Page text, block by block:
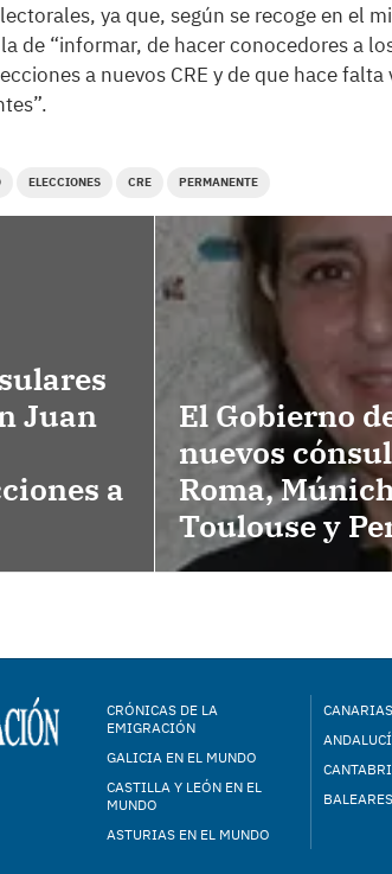
ya que, según se recoge en el
de “informar, de hacer conocedores a
a nuevos CRE y de que hace
ELECCIONES CRE PERMANENTE
Juan
a
El Gobierno
nuevos
Roma,
Toulouse y
CRÓNICAS DE LA
EMIGRACIÓN
GALICIA EN EL MUNDO
CASTILLA Y LEÓN EN EL
MUNDO
ASTURIAS EN EL MUNDO